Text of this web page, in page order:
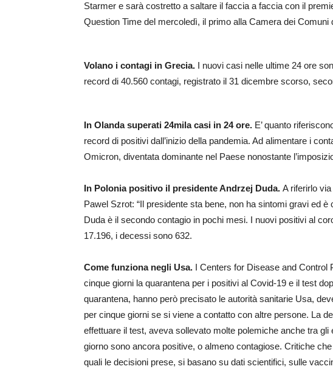
Starmer e sarà costretto a saltare il faccia a faccia con il
Question Time del mercoledì, il primo alla Camera dei Comuni
Volano i contagi in Grecia. I nuovi casi nelle ultime 24 ore
record di 40.560 contagi, registrato il 31 dicembre scorso,
In Olanda superati 24mila casi in 24 ore. E’ quanto
record di positivi dall’inizio della pandemia. Ad alimentare i
Omicron, diventata dominante nel Paese nonostante
In Polonia positivo il presidente Andrzej Duda. A riferirlo
Pawel Szrot: “Il presidente sta bene, non ha sintomi gravi ed
Duda è il secondo contagio in pochi mesi. I nuovi positivi al
17.196, i decessi sono 632.
Come funziona negli Usa. I Centers for Disease and Control
cinque giorni la quarantena per i positivi al Covid-19 e il test
quarantena, hanno però precisato le autorità sanitarie Usa,
per cinque giorni se si viene a contatto con altre persone. La
effettuare il test, aveva sollevato molte polemiche anche tra
giorno sono ancora positive, o almeno contagiose. Critiche
quali le decisioni prese, si basano su dati scientifici, sulle